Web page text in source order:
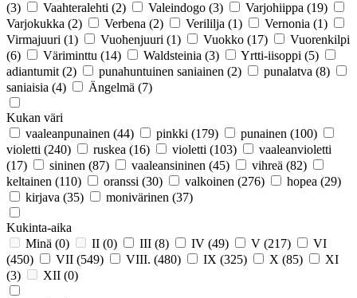
(3)
Vaahteralehti (2) Valeindogo (3) Varjohiippa (19)
Varjokukka (2) Verbena (2) Verililja (1) Vernonia (1)
Virmajuuri (1) Vuohenjuuri (1) Vuokko (17)
Vuorenkilpi
(6)
Väriminttu (14) Waldsteinia (3) Yrtti-iisoppi (5)
adiantumit (2) punahuntuinen saniainen (2) punalatva (8)
saniaisia (4) Ängelmä (7)
Kukan väri
vaaleanpunainen (44) pinkki (179) punainen (100)
violetti (240) ruskea (16) violetti (103)
vaaleanvioletti
(17)
sininen (87) vaaleansininen (45) vihreä (82)
keltainen (110) oranssi (30) valkoinen (276) hopea (29)
kirjava (35) monivärinen (37)
Kukinta-aika
Minä (0) II (0) III (8) IV (49) V (217)
VI
(450)
VII (549) VIII. (480) IX (325) X (85)
XI
(3)
XII (0)